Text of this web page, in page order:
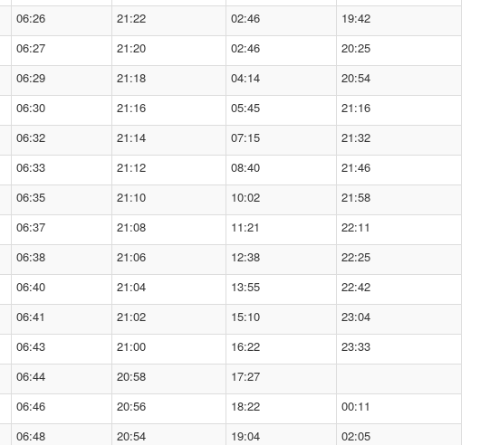
06:26 21:22 02:46
19:42
06:27 21:20 02:46
20:25
06:29 21:18 04:14
20:54
06:30 21:16 05:45
21:16
06:32 21:14 07:15
21:32
06:33 21:12 08:40
21:46
06:35 21:10 10:02
21:58
06:37 21:08 11:21
22:11
06:38 21:06 12:38
22:25
06:40 21:04 13:55
22:42
06:41 21:02 15:10
23:04
06:43 21:00 16:22
23:33
06:44 20:58
17:27
06:46 20:56 18:22
00:11
06:48 20:54 19:04
02:05